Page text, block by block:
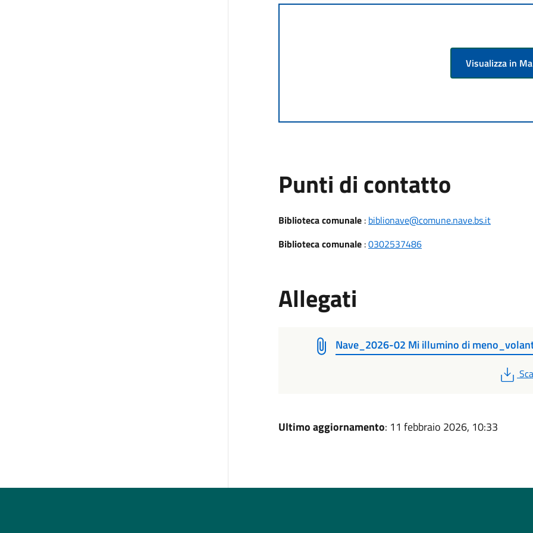
Visualizza in
Punti di contatto
Biblioteca comunale: biblionave@comune.nave.bs.it
Biblioteca comunale:0302537486
Allegati
Nave_2026-02 Mi illumino di
Ultimo aggiornamento: 11 febbraio 2026, 10:33